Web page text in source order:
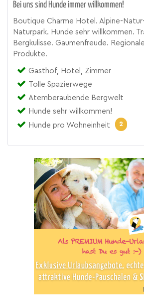
Bei uns sind Hunde immer willkommen!
Boutique Charme Hotel. Alpine-
Naturpark. Hunde sehr willkommen.
Bergkulisse. Gaumenfreude.
Produkte.
Gasthof, Hotel, Zimmer
Tolle Spazierwege
Atemberaubende Bergwelt
Hunde sehr willkommen!
Hunde pro Wohneinheit
2